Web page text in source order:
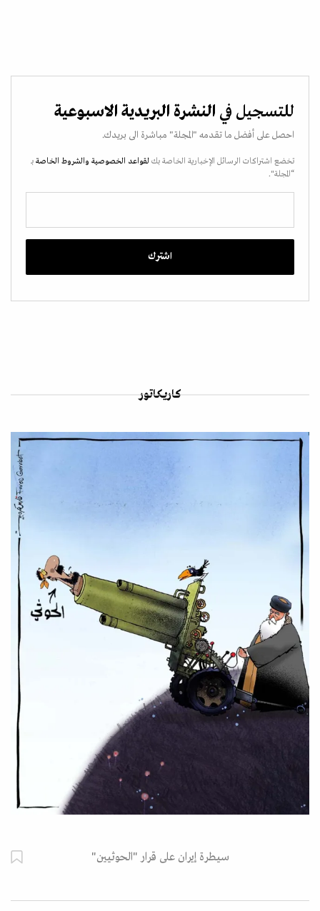
للتسجيل في النشرة البريدية الاسبوعية
احصل على أفضل ما تقدمه "المجلة" مباشرة الى بريدك.
تخضع اشتراكات الرسائل الإخبارية الخاصة بك لقواعد الخصوصية والشروط الخاصة بـ
“المجلة".
كاريكاتور
سيطرة إيران على قرار "الحوثيين"